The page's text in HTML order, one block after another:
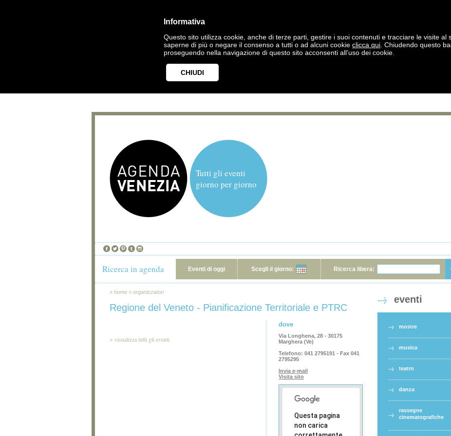
Informativa
Questo sito utilizza cookie, anche di terze parti, gestire i suoi contenuti e tracciare le visite al
saperne di più o negare il consenso a tutti o ad alcuni cookie clicca qui . Chiudendo questo
proseguendo nella navigazione di questo sito acconsenti all’uso dei cookie.
CHIUDI
Tutti gli eventi
giorno per giorno
Ricerca in agenda Eventi di oggi Scegli il giorno: Ricerca libera:
» home » organizzatori
Regione del Veneto - Pianificazione Territoriale e PTRC
> visualizza tutti gli eventi
dove
Via Longhena, 28 - 30175
Marghera (Ve)
Telefono: 041 2795191 - Fax 041
2795295
Invia e-mail
Visita sito
Questa pagina
non carica
eventi
mostre
musica
teatro
danza
rassegne
cinematografiche